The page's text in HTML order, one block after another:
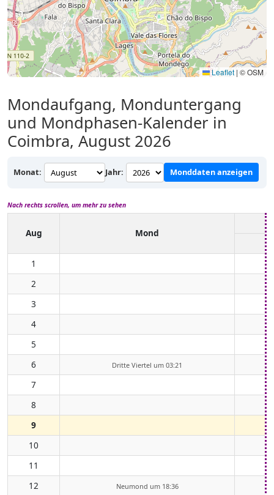
Leaflet | © OSM
Mondaufgang, Monduntergang
und Mondphasen-Kalender in
Coimbra, August 2026
Monat: Jahr: Monddaten anzeigen
Nach rechts scrollen, um mehr zu sehen
Aug Mond
1
2
3
4
5
6
Dritte Viertel um 03:21
7
8
9
10
11
12
Neumond um 18:36